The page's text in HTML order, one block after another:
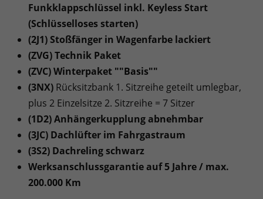
Funkklappschlüssel inkl. Keyless Start
(Schlüsselloses starten)
(2J1) Stoßfänger in Wagenfarbe lackiert
(ZVG) Technik Paket
(ZVC) Winterpaket ""Basis""
(3NX) Rücksitzbank 1. Sitzreihe geteilt umlegbar,
plus 2 Einzelsitze 2. Sitzreihe = 7 Sitzer
(1D2) Anhängerkupplung abnehmbar
(3JC) Dachlüfter im Fahrgastraum
(3S2) Dachreling schwarz
Werksanschlussgarantie auf 5 Jahre / max.
200.000 Km